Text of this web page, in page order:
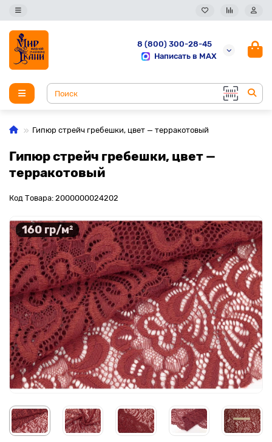
8 (800) 300-28-45
Написать в MAX
Гипюр стрейч гребешки, цвет — терракотовый
Гипюр стрейч гребешки, цвет —
терракотовый
Код Товара: 2000000024202
160 гр/м²